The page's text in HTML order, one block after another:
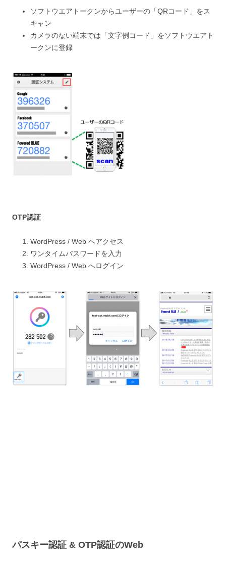
ソフトウエアトークンからユーザーの「QRコード」をス
キャン
カメラのない端末では「文字例コード」をソフトウエアト
ークンに登録
OTP認証
WordPress / Web へアクセス
ワンタイムパスワードを入力
WordPress / Web へログイン
パスキー認証 & OTP認証のWeb